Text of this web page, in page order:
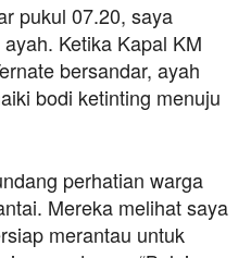
pukul 07.20, saya
Ketika Kapal KM
bersandar, ayah
bodi ketinting menuju
perhatian warga
Mereka melihat saya
merantau untuk